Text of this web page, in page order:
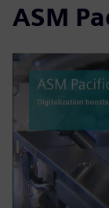
ASM